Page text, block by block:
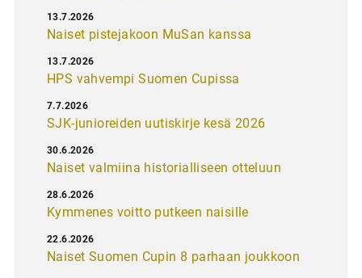
Naiset pistejakoon MuSan kanssa
13.7.2026
HPS vahvempi Suomen Cupissa
13.7.2026
SJK-junioreiden uutiskirje kesä 2026
7.7.2026
Naiset valmiina historialliseen otteluun
30.6.2026
Kymmenes voitto putkeen naisille
28.6.2026
Naiset Suomen Cupin 8 parhaan joukkoon
22.6.2026